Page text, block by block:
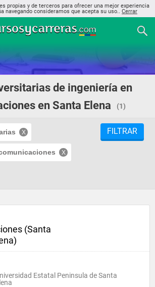
propias y de terceros para ofrecer una mejor experiencia
navegando consideramos que acepta su uso.. Cerrar
de ingeniería en
en Santa Elena
(1)
FILTRAR
(Santa
Estatal Peninsula de Santa